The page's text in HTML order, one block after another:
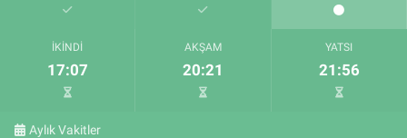
İKINDI
17:07
AKŞAM
20:21
YATSI
21:56
Aylık Vakitler